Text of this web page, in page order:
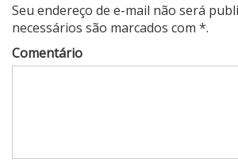
Seu endereço de e-mail não será
necessários são marcados com *.
Comentário